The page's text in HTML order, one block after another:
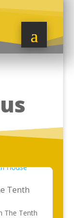
Tenth
The Tenth